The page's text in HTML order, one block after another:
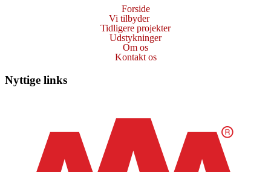
Forside
Vi tilbyder
Tidligere projekter
Udstykninger
Om os
Kontakt os
Nyttige links